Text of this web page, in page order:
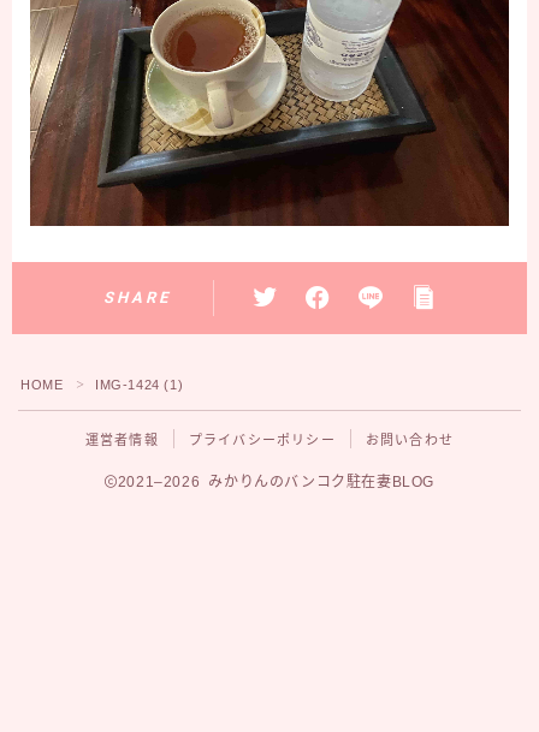
SHARE
HOME ＞ IMG-1424 (1)
運営者情報 プライバシーポリシー お問い合わせ
2021–2026 みかりんのバンコク駐在妻BLOG